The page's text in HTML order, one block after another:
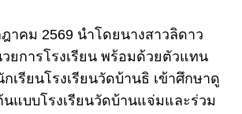
าคม 2569 นำโดยนางสาวลิดาว
การโรงเรียน พร้อมด้วยตัวแทน
รียนโรงเรียนวัดบ้านธิ เข้าศึกษาดู
นแบบโรงเรียนวัดบ้านแจ่มและร่วม